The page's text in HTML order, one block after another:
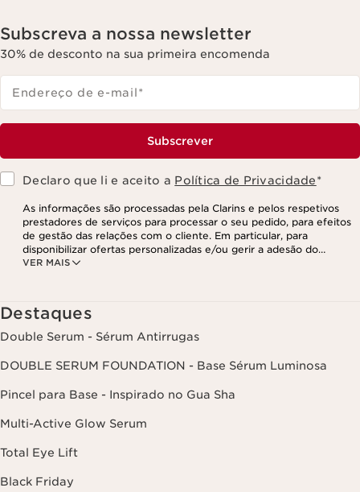
Subscreva a nossa newsletter
30% de desconto na sua primeira encomenda
Endereço de e-mail*
Subscrever
Declaro que li e aceito a Política de Privacidade*
VER MAIS
As informações são processadas pela Clarins e pelos respetivos
prestadores de serviços para processar o seu pedido, para efeitos
de gestão das relações com o cliente. Em particular, para
disponibilizar ofertas personalizadas e/ou gerir a adesão do
utilizador ao nosso programa de fidelização e para criar o seu
as suas informações, assim como o direito de se opor e impedir o
respetivo processamento. Poderá exercer este direito,
contactando-nos. Para mais informações, consulte a nossa política
de privacidade, clicando aqui
Destaques
Double Serum - Sérum Antirrugas
DOUBLE SERUM FOUNDATION - Base Sérum Luminosa
Pincel para Base - Inspirado no Gua Sha
Multi-Active Glow Serum
Total Eye Lift
Black Friday